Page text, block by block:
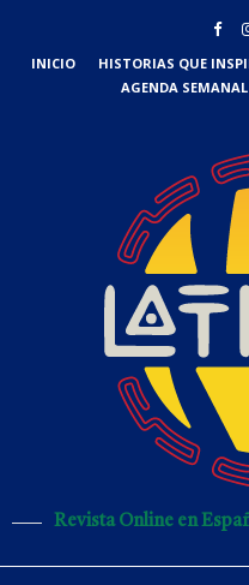
INICIO HISTORIAS QUE
AGENDA SEMANAL
Revista Online en